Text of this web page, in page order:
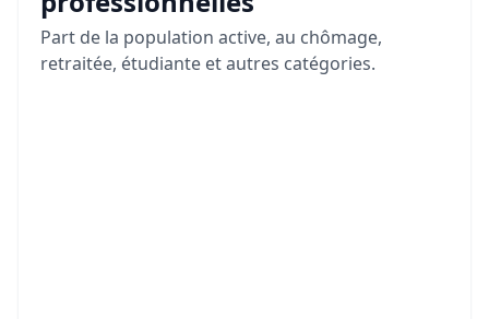
Part de la population active, au chômage,
retraitée, étudiante et autres catégories.